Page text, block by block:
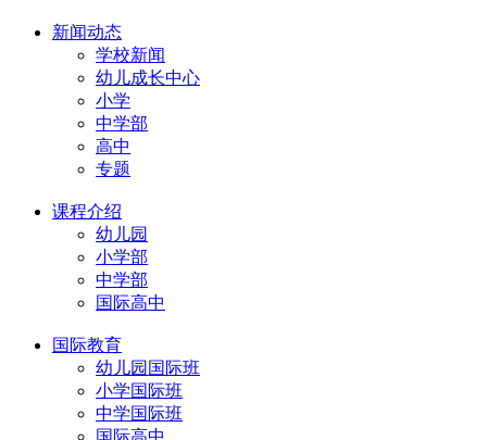
新闻动态
学校新闻
幼儿成长中心
小学
中学部
高中
专题
课程介绍
幼儿园
小学部
中学部
国际高中
国际教育
幼儿园国际班
小学国际班
中学国际班
国际高中